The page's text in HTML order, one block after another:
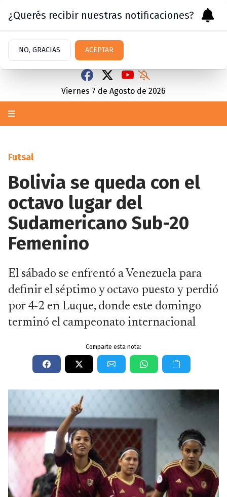
Viernes 7 de Agosto de 2026
Futsal
Bolivia se queda con el
octavo lugar del
Sudamericano Sub-20
Femenino
El sábado se enfrentó a Venezuela para
definir el séptimo y octavo puesto y perdió
por 4-2 en Luque, donde este domingo
terminó el campeonato internacional
Comparte esta nota:
¿Querés recibir nuestras notificaciones?
NO, GRACIAS ACEPTAR